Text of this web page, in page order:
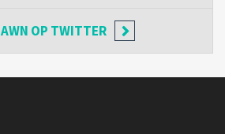
AWN OP TWITTER